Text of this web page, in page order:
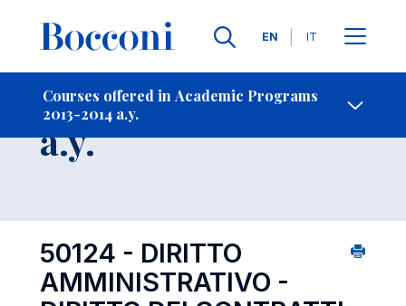
Languages
EN IT
Courses offered in Academic Programs
2013-2014 a.y.
- Contact Us
Course 2013-2014
a.y.
50124 - DIRITTO
AMMINISTRATIVO -